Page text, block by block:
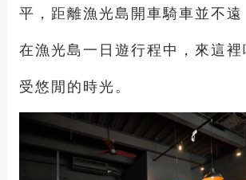
平，距離漁光島開車騎車並不
在漁光島一日遊行程中，來這
受悠閒的時光。